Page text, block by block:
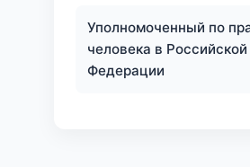
Уполномоченный по
человека в Российской
Федерации